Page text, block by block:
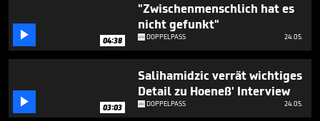
 04:38
"Zwischenmenschlich hat es
nicht gefunkt"
DOPPELPASS 24.05.
 03:03
Salihamidzic verrät wichtiges
Detail zu Hoeneß' Interview
DOPPELPASS 24.05.